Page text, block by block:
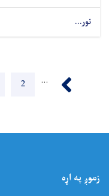
نور...
… پاڼه
2
زموږ په اړه